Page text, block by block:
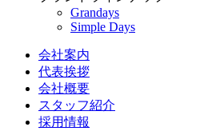
Grandays
Simple Days
会社案内
代表挨拶
会社概要
スタッフ紹介
採用情報